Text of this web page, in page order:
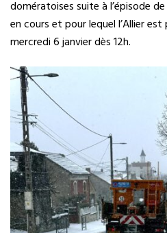
domératoises suite à l’épisode
en cours et pour lequel l’Allier
mercredi 6 janvier dès 12h.